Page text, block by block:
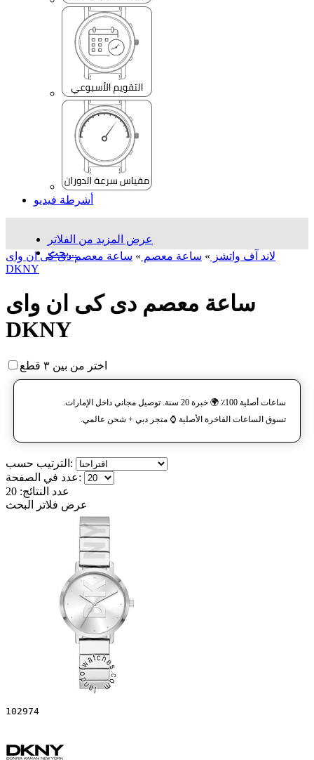
أشرطة فيديو
عرض المزيد من الفلاتر
بحث...
لاند آف واتشز » ساعة معصم » ساعة معصم دی کی ان وای
DKNY
ساعة معصم دی کی ان وای
DKNY
اختر من بين ٣ قطع
ساعات أصلية 100٪ 🌍 خبرة 20 سنة. توصيل مجاني داخل الإمارات.
تسوق الساعات الفاخرة الأصلية ⌚️ متجر دبي + شحن عالمي.
الترتيب حسب:
عدد في الصفحة:
عدد النتائج: 20
عرض فلاتر البحث
102974